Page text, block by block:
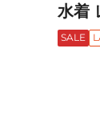
水着
SALE